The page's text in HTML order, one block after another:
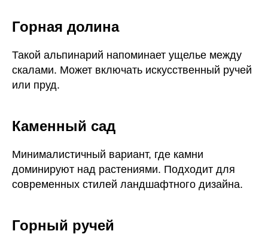
Горная долина
Такой альпинарий напоминает ущелье между
скалами. Может включать искусственный ручей
или пруд.
Каменный сад
Минималистичный вариант, где камни
доминируют над растениями. Подходит для
современных стилей ландшафтного дизайна.
Горный ручей